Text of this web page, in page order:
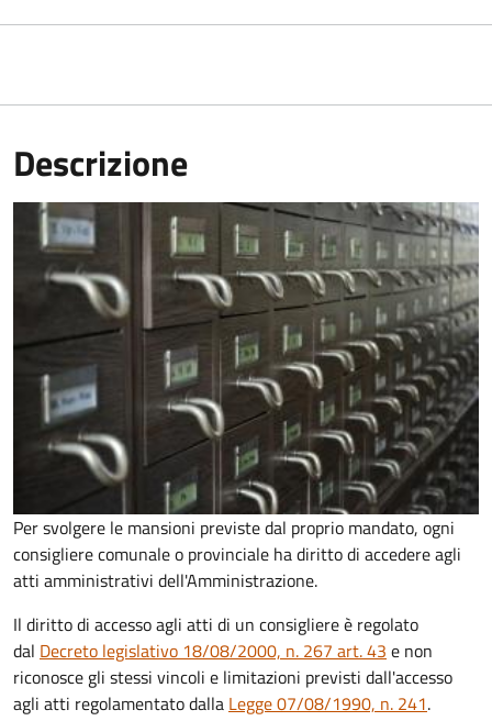
Descrizione
Per svolgere le mansioni previste dal proprio mandato, ogni
consigliere comunale o provinciale ha diritto di accedere agli
atti amministrativi dell'Amministrazione.
Il diritto di accesso agli atti di un consigliere è regolato
dal Decreto legislativo 18/08/2000, n. 267 art. 43 e non
riconosce gli stessi vincoli e limitazioni previsti dall'accesso
agli atti regolamentato dalla Legge 07/08/1990, n. 241.